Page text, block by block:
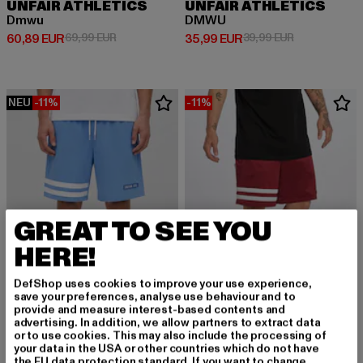
UNFAIR ATHLETICS
Dmwu
60,89 EUR
Derzeitiger Preis: 60,89 EUR
69,99 EURAktionspreis: 69,99 EUR
UNFAIR ATHLETICS
DMWU
35,99 EUR
Derzeitiger Preis: 35,99 EUR
39,99 EURAktionspreis:
NEU -11%
UNFAIR ATHLETICS
-11%
UNFAIR ATHLETICS
DMWU Athl.
44,99 EURAktionspreis:
GREAT TO SEE YOU
HERE!
DefShop uses cookies to improve your use experience,
save your preferences, analyse use behaviour and to
provide and measure interest-based contents and
advertising. In addition, we allow partners to extract data
or to use cookies. This may also include the processing of
your data in the USA or other countries which do not have